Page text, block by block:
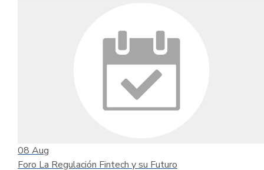
08 Aug
Foro La Regulación Fintech y su Futuro